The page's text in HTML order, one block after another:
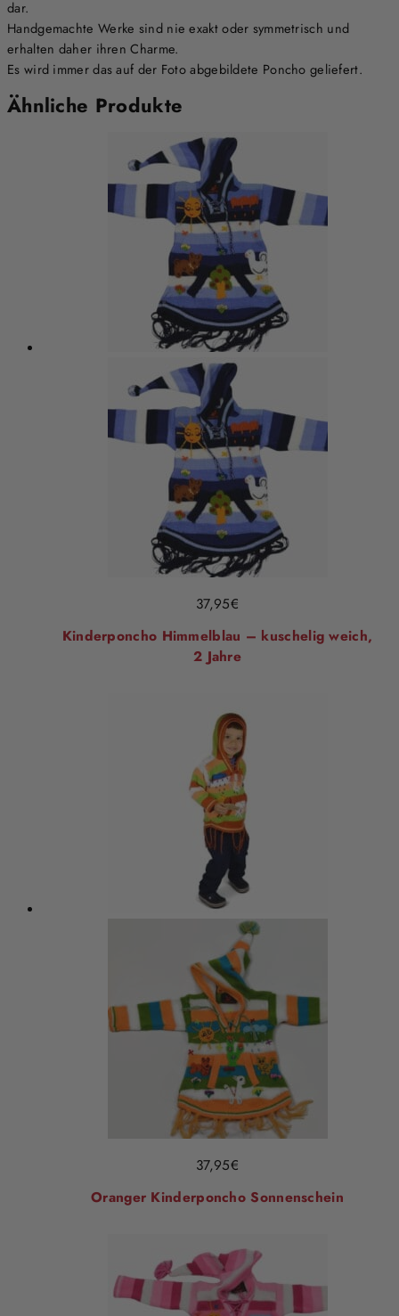
dar.
Handgemachte Werke sind nie exakt oder symmetrisch und
erhalten daher ihren Charme.
Es wird immer das auf der Foto abgebildete Poncho geliefert.
Ähnliche Produkte
37,95€
Kinderponcho Himmelblau – kuschelig weich,
2 Jahre
37,95€
Oranger Kinderponcho Sonnenschein